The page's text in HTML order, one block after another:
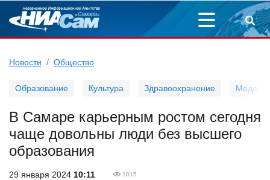
Новости Общество
Образование Культура Здравоохранение Мода
В Самаре карьерным ростом сегодня
чаще довольны люди без высшего
образования
29 января 2024 10:11 1015